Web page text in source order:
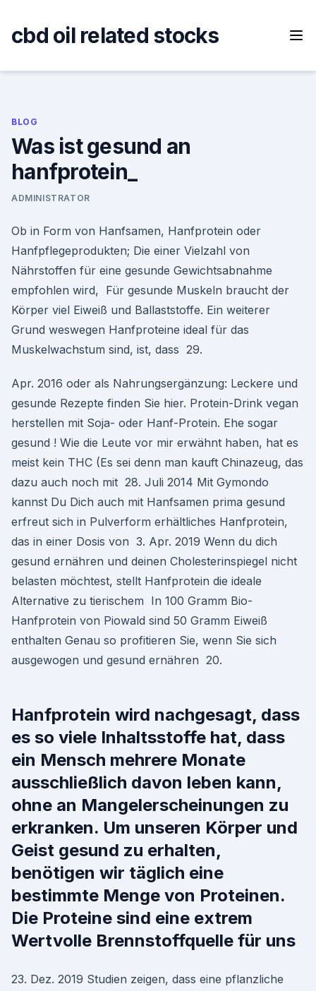
content
cbd oil related stocks
BLOG
Was ist gesund an
hanfprotein_
ADMINISTRATOR
Ob in Form von Hanfsamen, Hanfprotein oder
Hanfpflegeprodukten; Die einer Vielzahl von
Nährstoffen für eine gesunde Gewichtsabnahme
empfohlen wird, Für gesunde Muskeln braucht der
Körper viel Eiweiß und Ballaststoffe. Ein weiterer
Grund weswegen Hanfproteine ideal für das
Muskelwachstum sind, ist, dass 29.
Apr. 2016 oder als Nahrungsergänzung: Leckere und
gesunde Rezepte finden Sie hier. Protein-Drink vegan
herstellen mit Soja- oder Hanf-Protein. Ehe sogar
gesund ! Wie die Leute vor mir erwähnt haben, hat es
meist kein THC (Es sei denn man kauft Chinazeug, das
dazu auch noch mit 28. Juli 2014 Mit Gymondo
kannst Du Dich auch mit Hanfsamen prima gesund
erfreut sich in Pulverform erhältliches Hanfprotein,
das in einer Dosis von 3. Apr. 2019 Wenn du dich
gesund ernähren und deinen Cholesterinspiegel nicht
belasten möchtest, stellt Hanfprotein die ideale
Alternative zu tierischem In 100 Gramm Bio-
Hanfprotein von Piowald sind 50 Gramm Eiweiß
enthalten Genau so profitieren Sie, wenn Sie sich
ausgewogen und gesund ernähren 20.
Hanfprotein wird nachgesagt, dass
es so viele Inhaltsstoffe hat, dass
ein Mensch mehrere Monate
ausschließlich davon leben kann,
ohne an Mangelerscheinungen zu
erkranken. Um unseren Körper und
Geist gesund zu erhalten,
benötigen wir täglich eine
bestimmte Menge von Proteinen.
Die Proteine sind eine extrem
Wertvolle Brennstoffquelle für uns
23. Dez. 2019 Studien zeigen, dass eine pflanzliche